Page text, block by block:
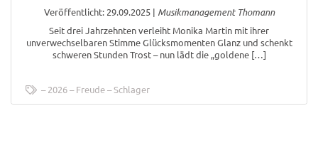
Veröffentlicht: 29.09.2025| Musikmanagement Thomann
Seit drei Jahrzehnten verleiht Monika Martin mit ihrer
unverwechselbaren Stimme Glücksmomenten Glanz und schenkt
schweren Stunden Trost – nun lädt die „goldene […]
2026 Freude Schlager